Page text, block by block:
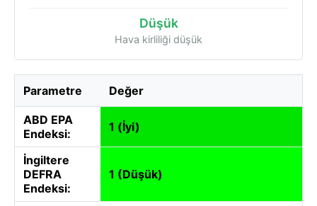
Düşük
Hava kirliliği düşük
Parametre Değer
ABD EPA
Endeksi:
1 (İyi)
İngiltere
DEFRA
Endeksi:
1 (Düşük)